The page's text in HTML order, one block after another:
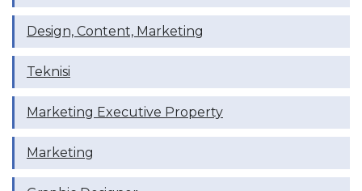
Design, Content, Marketing
Teknisi
Marketing Executive Property
Marketing